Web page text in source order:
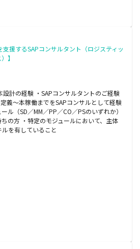
支援するSAPコンサルタント（ロジスティッ
】
計の経験 ・SAPコンサルタントのご経験
義～本稼働までをSAPコンサルとして経験
ル（SD／MM／PP／CO／PSのいずれか）
の方 ・特定のモジュールにおいて、主体
を有していること